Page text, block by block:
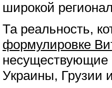
широкой
Та реальность,
формулировке
несуществующие
Украины, Грузии